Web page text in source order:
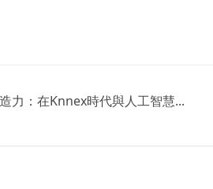
力：在Knnex時代與人工智慧...